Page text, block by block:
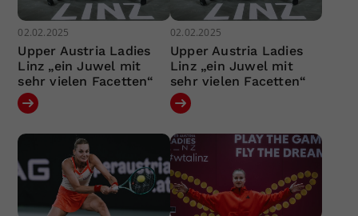
02.02.2025
Upper Austria Ladies
Linz „ein Juwel mit
sehr vielen Facetten“
02.02.2025
Upper Austria Ladies
Linz „ein Juwel mit
sehr vielen Facetten“